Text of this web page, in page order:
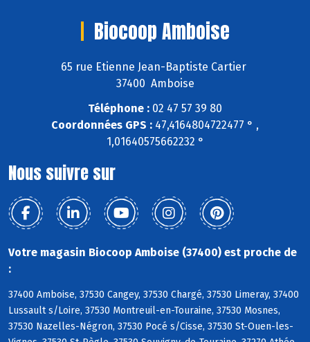
Biocoop Amboise
65 rue Etienne Jean-Baptiste Cartier
37400 Amboise
Téléphone : 02 47 57 39 80
Coordonnées GPS : 47,4164804722477 ° ,
1,01640575662232 °
Nous suivre sur
Votre magasin Biocoop Amboise (37400) est proche de
:
37400 Amboise, 37530 Cangey, 37530 Chargé, 37530 Limeray, 37400
Lussault s/Loire, 37530 Montreuil-en-Touraine, 37530 Mosnes,
37530 Nazelles-Négron, 37530 Pocé s/Cisse, 37530 St-Ouen-les-